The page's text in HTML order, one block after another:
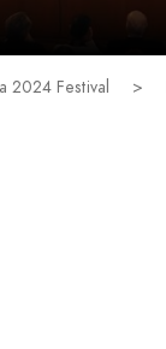
2024 Festival >